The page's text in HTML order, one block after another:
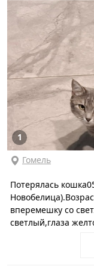
1
Гомель
Потерялась
вперемешку со
светлый,глаза